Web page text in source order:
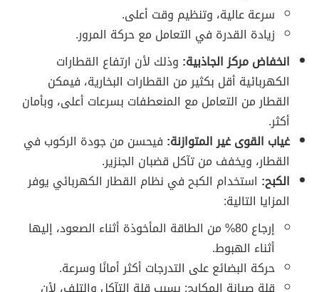
سرعة عالية، وتنظيم وقت أعلى.
زيادة القدرة في التعامل مع حركة المرور.
انخفاض مركز الجاذبية: وذلك لأن ارتفاع القطارات
الكهربائية أقل بكثير من القطارات البخارية، فيمكن
القطار من التعامل مع المنعطفات بسرعات أعلى، وبأمان
أكثر.
غياب القوى غير المتوازنة: فيحسن من جودة الركوب في
القطار، ويخفف من تآكل قضبان الجنزير.
الكبح: استخدام الكبح في نظام القطار الكهربائي يوفر
المزايا التالية:
إرجاع 80% من الطاقة المأخوذة أثناء الصعود، إليها
أثناء الهبوط.
حركة البضائع على التدرجات أكثر أمانًا وسرعة.